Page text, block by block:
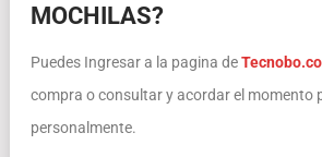
MOCHILAS?
Puedes Ingresar a la pagina de
compra o consultar y acordar el momento
personalmente.